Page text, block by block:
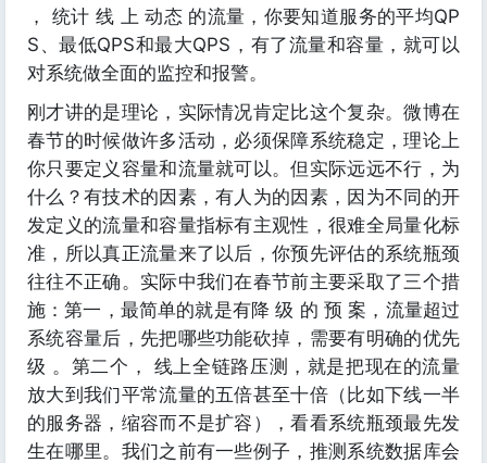
， 统计 线 上 动态 的流量，你要知道服务的平均QP
S、最低QPS和最大QPS，有了流量和容量，就可以
对系统做全面的监控和报警。
刚才讲的是理论，实际情况肯定比这个复杂。微博在
春节的时候做许多活动，必须保障系统稳定，理论上
你只要定义容量和流量就可以。但实际远远不行，为
什么？有技术的因素，有人为的因素，因为不同的开
发定义的流量和容量指标有主观性，很难全局量化标
准，所以真正流量来了以后，你预先评估的系统瓶颈
往往不正确。实际中我们在春节前主要采取了三个措
施：第一，最简单的就是有降 级 的 预 案，流量超过
系统容量后，先把哪些功能砍掉，需要有明确的优先
级 。第二个， 线上全链路压测，就是把现在的流量
放大到我们平常流量的五倍甚至十倍（比如下线一半
的服务器，缩容而不是扩容），看看系统瓶颈最先发
生在哪里。我们之前有一些例子，推测系统数据库会